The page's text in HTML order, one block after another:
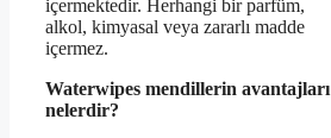
içermektedir. Herhangi bir parfüm,
alkol, kimyasal veya zararlı madde
içermez.
Waterwipes mendillerin avantajları
nelerdir?